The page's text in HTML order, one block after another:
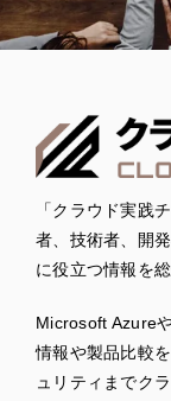
「クラウド実践
者、技術者、開
に役立つ情報を
Microsoft Azure
情報や製品比較
ュリティまでク